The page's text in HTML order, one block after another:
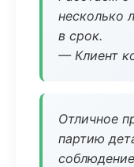
несколько
в срок.
— Клиент
Отличное
партию